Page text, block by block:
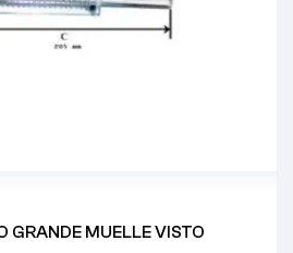
GRANDE MUELLE VISTO